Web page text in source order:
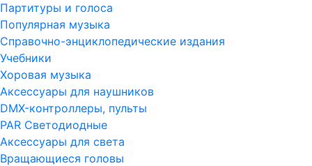
Партитуры и голоса
Популярная музыка
Справочно-энциклопедические издания
Учебники
Хоровая музыка
Аксессуары для наушников
DMX-контроллеры, пульты
PAR Светодиодные
Аксессуары для света
Вращающиеся головы